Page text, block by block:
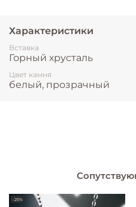
Характеристики
Вставка
Горный хрусталь
Цвет камня
белый, прозрачный
-25%